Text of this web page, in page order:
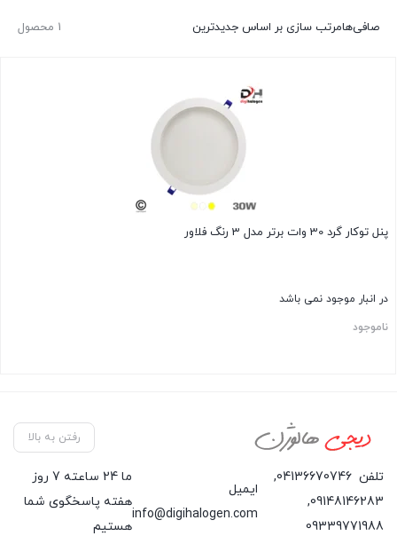
1 محصول صافی‌هامرتب سازی بر اساس جدیدترین
پنل توکار گرد 30 وات برتر مدل 3 رنگ فلاور
در انبار موجود نمی باشد
ناموجود
رفتن به بالا
تلفن 04136670746
,
09148146283
,
09339771988
ایمیل
info@digihalogen.com
ما 24 ساعته 7 روز
هفته پاسخگوی شما
هستیم